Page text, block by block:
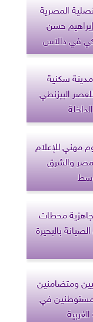
المصرية
حسن
في دالاس
سكنية
البيزنطي
مهني للإعلام
والشرق
جاهزية محطات
بالبحيرة
ومتضامنين
في